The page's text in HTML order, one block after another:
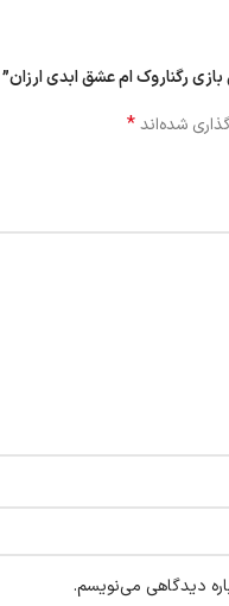
شده‌اند*
دیدگاهی می‌نویسم.